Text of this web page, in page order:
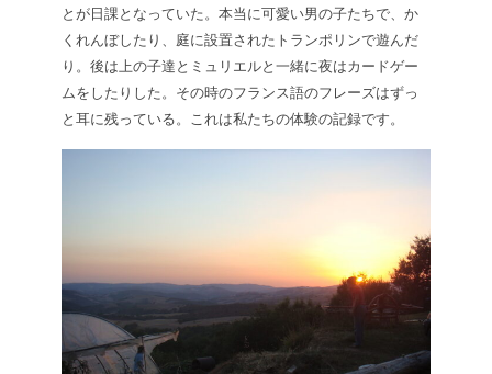
とが日課となっていた。本当に可愛い男の子たちで、か
くれんぼしたり、庭に設置されたトランポリンで遊んだ
り。後は上の子達とミュリエルと一緒に夜はカードゲー
ムをしたりした。その時のフランス語のフレーズはずっ
と耳に残っている。これは私たちの体験の記録です。